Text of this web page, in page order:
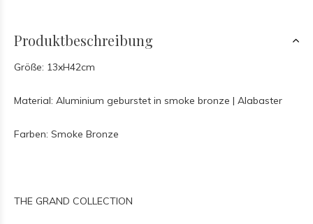
Produktbeschreibung
Größe: 13xH42cm
Material: Aluminium geburstet in smoke bronze | Alabaster
Farben: Smoke Bronze
THE GRAND COLLECTION